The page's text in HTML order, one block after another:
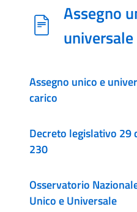
Assegno
Assegno unico e
carico
Decreto legislativo 29
230
Osservatorio
Unico e Universale